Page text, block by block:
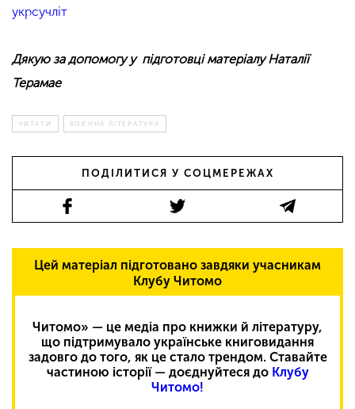
укрсучліт
Дякую за допомогу у підготовці матеріалу Наталії
Терамае
ЧИТАТИ ВОЄННА ЛІТЕРАТУРА
ПОДІЛИТИСЯ У СОЦМЕРЕЖАХ
Цей матеріал підготовано завдяки учасникам
Клубу Читомо
Читомо» — це медіа про книжки й літературу,
що підтримувало українське книговидання
задовго до того, як це стало трендом. Ставайте
частиною історії — доєднуйтеся до Клубу
Читомо!